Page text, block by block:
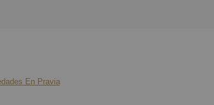
En Pravia